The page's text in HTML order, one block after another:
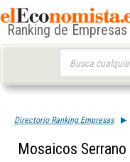
Ranking de Empresas
Directorio Ranking Empresas
Mosaicos Serrano